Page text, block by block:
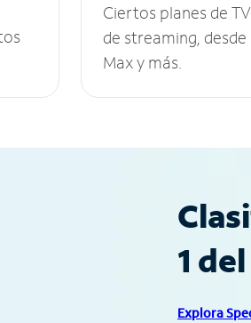
Ciertos planes de
de streaming,
Max y más.
1
Explora